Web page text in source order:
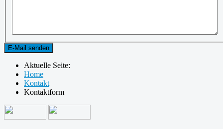
E-Mail senden
Aktuelle Seite:
Home
Kontakt
Kontaktform